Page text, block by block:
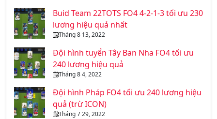
Buid Team 22TOTS FO4 4-2-1-3 tối ưu 230
lương hiệu quả nhất
Tháng 8 13, 2022
Đội hình tuyển Tây Ban Nha FO4 tối ưu
240 lương hiệu quả
Tháng 8 4, 2022
Đội hình Pháp FO4 tối ưu 240 lương hiệu
quả (trừ ICON)
Tháng 7 29, 2022